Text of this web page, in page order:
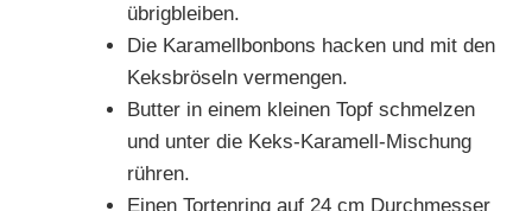
übrigbleiben.
Die Karamellbonbons hacken und mit den
Keksbröseln vermengen.
Butter in einem kleinen Topf schmelzen
und unter die Keks-Karamell-Mischung
rühren.
Einen Tortenring auf 24 cm Durchmesser